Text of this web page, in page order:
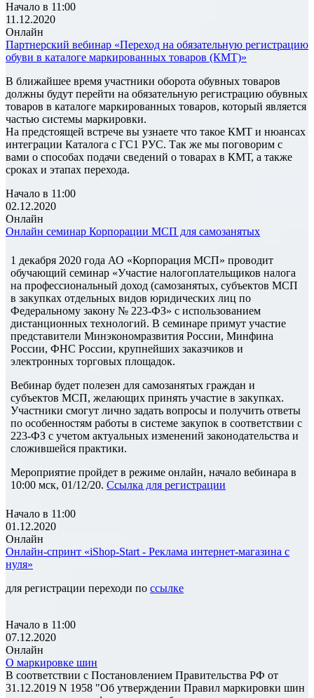
Начало в 11:00
11.12.2020
Онлайн
Партнерский вебинар «Переход на обязательную регистрацию
обуви в каталоге маркированных товаров (КМТ)»
В ближайшее время участники оборота обувных товаров
должны будут перейти на обязательную регистрацию обувных
товаров в каталоге маркированных товаров, который является
частью системы маркировки.
На предстоящей встрече вы узнаете что такое КМТ и нюансах
интеграции Каталога с ГС1 РУС. Так же мы поговорим с
вами о способах подачи сведений о товарах в КМТ, а также
сроках и этапах перехода.
Начало в 11:00
02.12.2020
Онлайн
Онлайн семинар Корпорации МСП для самозанятых
1 декабря 2020 года АО «Корпорация МСП» проводит
обучающий семинар «Участие налогоплательщиков налога
на профессиональный доход (самозанятых, субъектов МСП
в закупках отдельных видов юридических лиц по
Федеральному закону № 223-ФЗ» с использованием
дистанционных технологий. В семинаре примут участие
представители Минэкономразвития России, Минфина
России, ФНС России, крупнейших заказчиков и
электронных торговых площадок.
Вебинар будет полезен для самозанятых граждан и
субъектов МСП, желающих принять участие в закупках.
Участники смогут лично задать вопросы и получить ответы
по особенностям работы в системе закупок в соответствии с
223-ФЗ с учетом актуальных изменений законодательства и
сложившейся практики.
Мероприятие пройдет в режиме онлайн, начало вебинара в
10:00 мск, 01/12/20. Ссылка для регистрации
Начало в 11:00
01.12.2020
Онлайн
Онлайн-спринт «iShop-Start - Реклама интернет-магазина с
нуля»
для регистрации переходи по ссылке
Начало в 11:00
07.12.2020
Онлайн
О маркировке шин
В соответствии с Постановлением Правительства РФ от
31.12.2019 N 1958 "Об утверждении Правил маркировки шин